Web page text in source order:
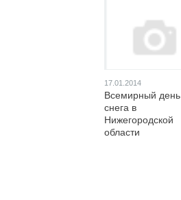
17.01.2014
Всемирный день
снега в
Нижегородской
области